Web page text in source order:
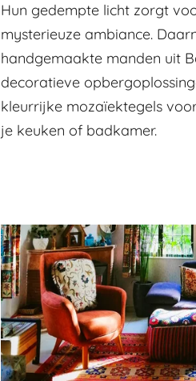
Hun gedempte licht zorgt
mysterieuze ambiance.
handgemaakte manden uit
decoratieve
kleurrijke mozaïektegels
je keuken of badkamer.